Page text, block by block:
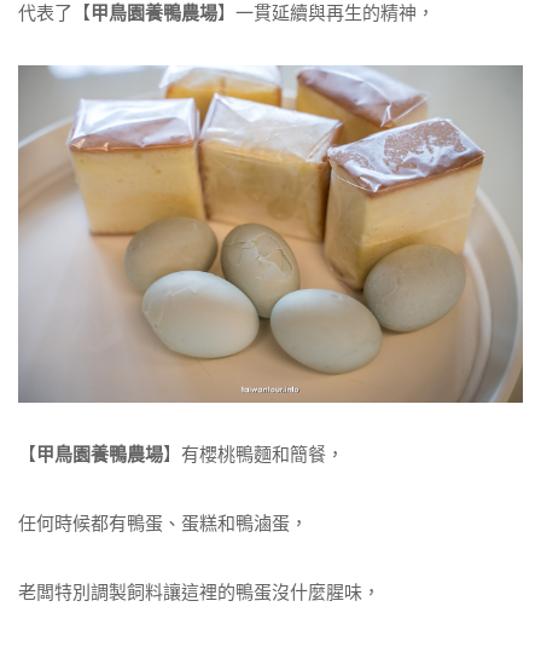
代表了【甲鳥園養鴨農場】一貫延續與再生的精神，
【甲鳥園養鴨農場】有櫻桃鴨麵和簡餐，
任何時候都有鴨蛋、蛋糕和鴨滷蛋，
老闆特別調製飼料讓這裡的鴨蛋沒什麼腥味，